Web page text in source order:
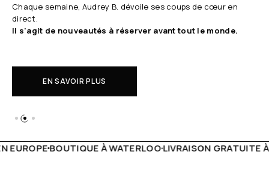
Chaque semaine, Audrey B. dévoile ses coups de cœur en
direct.
Il s'agit de nouveautés à réserver avant tout le monde.
EN SAVOIR PLUS
LIVRAISON GRATUITE À PARTIR DE 150€LIVE